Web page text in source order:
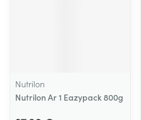
Nutrilon
Nutrilon Ar 1 Eazypack 800g